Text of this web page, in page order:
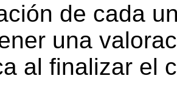
de cada
una
al finalizar el